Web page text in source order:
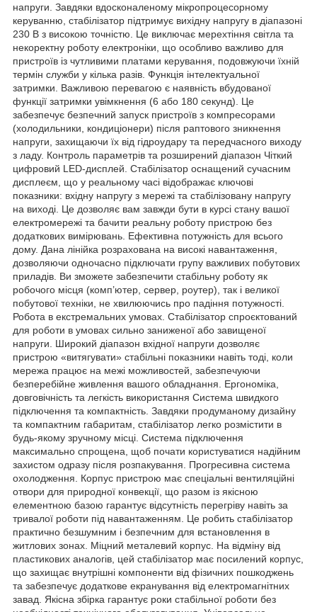
напруги. Завдяки вдосконаленому мікропроцесорному
керуванню, стабілізатор підтримує вихідну напругу в діапазоні
230 В з високою точністю. Це виключає мерехтіння світла та
некоректну роботу електроніки, що особливо важливо для
пристроїв із чутливими платами керування, подовжуючи їхній
термін служби у кілька разів. Функція інтелектуальної
затримки. Важливою перевагою є наявність вбудованої
функції затримки увімкнення (6 або 180 секунд). Це
забезпечує безпечний запуск пристроїв з компресорами
(холодильники, кондиціонери) після раптового зникнення
напруги, захищаючи їх від гідроудару та передчасного виходу
з ладу. Контроль параметрів та розширений діапазон Чіткий
цифровий LED-дисплей. Стабілізатор оснащений сучасним
дисплеєм, що у реальному часі відображає ключові
показники: вхідну напругу з мережі та стабілізовану напругу
на виході. Це дозволяє вам завжди бути в курсі стану вашої
електромережі та бачити реальну роботу пристрою без
додаткових вимірювань. Ефективна потужність для всього
дому. Дана лінійка розрахована на високі навантаження,
дозволяючи одночасно підключати групу важливих побутових
приладів. Ви зможете забезпечити стабільну роботу як
робочого місця (комп’ютер, сервер, роутер), так і великої
побутової техніки, не хвилюючись про падіння потужності.
Робота в екстремальних умовах. Стабілізатор спроєктований
для роботи в умовах сильно заниженої або завищеної
напруги. Широкий діапазон вхідної напруги дозволяє
пристрою «витягувати» стабільні показники навіть тоді, коли
мережа працює на межі можливостей, забезпечуючи
безперебійне живлення вашого обладнання. Ергономіка,
довговічність та легкість використання Система швидкого
підключення та компактність. Завдяки продуманому дизайну
та компактним габаритам, стабілізатор легко розмістити в
будь-якому зручному місці. Система підключення
максимально спрощена, щоб почати користуватися надійним
захистом одразу після розпакування. Прогресивна система
охолодження. Корпус пристрою має спеціальні вентиляційні
отвори для природної конвекції, що разом із якісною
елементною базою гарантує відсутність перегріву навіть за
тривалої роботи під навантаженням. Це робить стабілізатор
практично безшумним і безпечним для встановлення в
житлових зонах. Міцний металевий корпус. На відміну від
пластикових аналогів, цей стабілізатор має посилений корпус,
що захищає внутрішні компоненти від фізичних пошкоджень
та забезпечує додаткове екранування від електромагнітних
завад. Якісна збірка гарантує роки стабільної роботи без